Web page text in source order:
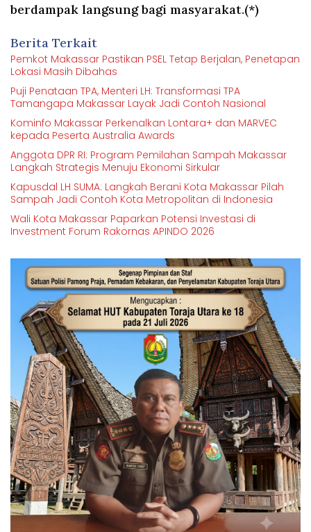
berdampak langsung bagi masyarakat.(*)
Berita Terkait
Pemkot Makassar Pastikan PSEL Tetap Berjalan, Penetapan
Lokasi Masih Dibahas
Puji Penataan TPA, Menteri LH: Transformasi TPA
Tamangapa Makassar Layak Jadi Contoh Nasional
Kominfo Makassar Perkenalkan Lontara+ dan MARVEC
kepada Peserta Australia Awards
Anggota DPR RI: Program Pemilahan Sampah Makassar
Langkah Strategis Menuju Ekonomi Sirkular
Kapusdal LH SUMA: Langkah Berani Kota Makassar Pilah
Sampah Jadi Contoh Kota Metropolitan di Indonesia
Wali Kota Makassar Paparkan Potensi Investasi di
Investment Forum Rakornas APINDO 2026